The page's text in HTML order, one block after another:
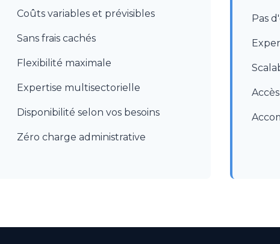
Coûts variables et prévisibles
Sans frais cachés
Flexibilité maximale
Expertise multisectorielle
Disponibilité selon vos besoins
Zéro charge administrative
Pas